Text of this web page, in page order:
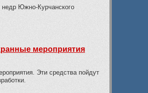
недр Южно-Курчанского
мероприятия
Эти средства пойдут